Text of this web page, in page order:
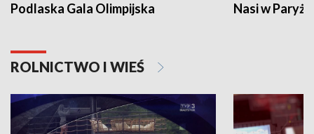
Podlaska Gala Olimpijska Nasi w Paryżu
ROLNICTWO I WIEŚ